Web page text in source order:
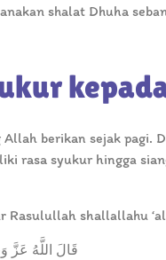
shalat Dhuha
berikan sejak pagi.
rasa syukur hingga
Rasulullah shallallahu
قَالَ اللَّهُ عَزَّ